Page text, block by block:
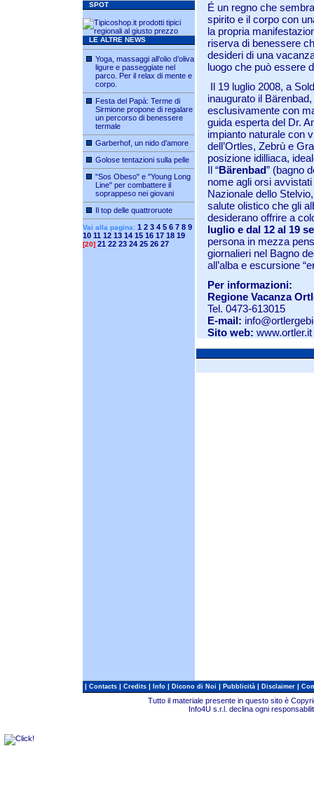
SPOT
LE ALTRE NEWS
Yoga, massaggi all’olio d’oliva
ligure e passeggiate nel
parco. Per il relax di mente e
corpo.
Festa del Papà: Terme di
Sirmione propone di regalare
un percorso di benessere
termale
Garberhof, un nido d’amore
Golose tentazioni sulla pelle
"Sos Obeso" e "Young Long
Line" per combattere il
soprappeso nei giovani
Il top delle quattroruote
Vai alla pagina: 1 2 3 4 5 6 7 8 9
10 11 12 13 14 15 16 17 18 19
[20] 21 22 23 24 25 26 27
É un regno che
spirito e il corpo con
la propria
riserva di benessere
desideri di una
luogo che può essere
Il 19 luglio 2008, a
inaugurato il
esclusivamente con
guida esperta del Dr.
impianto naturale con
dell’Ortles, Zebrù e
posizione idilliaca,
Il “Bärenbad” (bagno
nome agli orsi
Nazionale dello
salute olistico che gli
desiderano offrire a
luglio e dal 12 al 19
persona in mezza
giornalieri nel Bagno
all’alba e escursione
Per informazioni:
Regione Vacanza
Tel. 0473-613015
E-mail:
Sito web: www.ortler.it
| Contacts | Credits | Info | Dicono di Noi | Pubblicità | Disclaimer |
Tutto il materiale presente in questo sito è
Info4U s.r.l. declina ogni